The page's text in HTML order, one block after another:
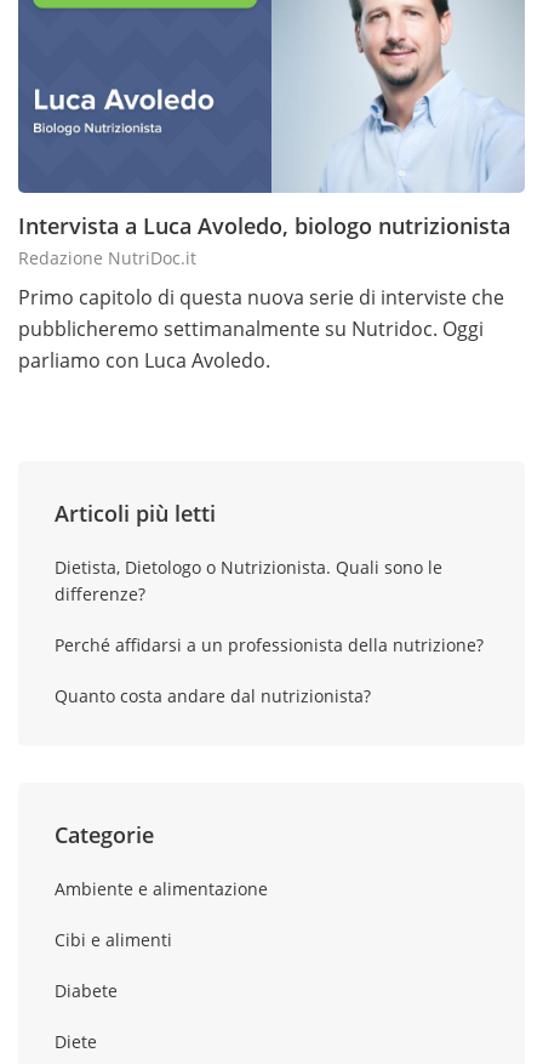
Intervista a Luca Avoledo, biologo nutrizionista
Redazione NutriDoc.it
Primo capitolo di questa nuova serie di interviste che
pubblicheremo settimanalmente su Nutridoc. Oggi
parliamo con Luca Avoledo.
Articoli più letti
Dietista, Dietologo o Nutrizionista. Quali sono le
differenze?
Perché affidarsi a un professionista della nutrizione?
Quanto costa andare dal nutrizionista?
Categorie
Ambiente e alimentazione
Cibi e alimenti
Diabete
Diete